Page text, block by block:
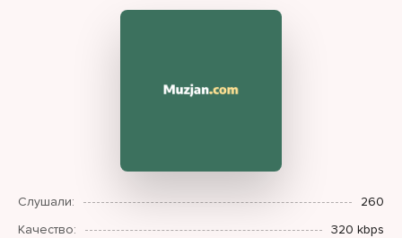
Слушали:
260
Качество:
320 kbps